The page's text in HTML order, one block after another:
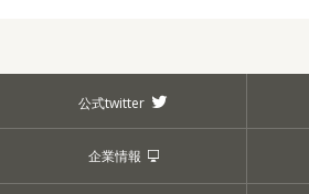
公式twitter
企業情報